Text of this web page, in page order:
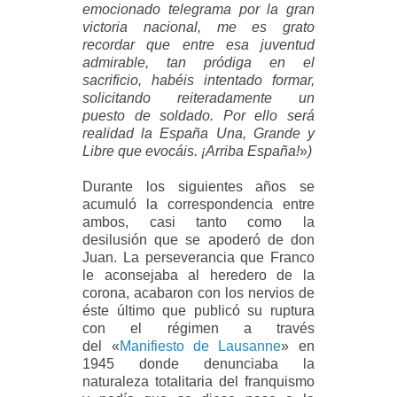
emocionado telegrama por la gran
victoria nacional, me es grato
recordar que entre esa juventud
admirable, tan pródiga en el
sacrificio, habéis intentado formar,
solicitando reiteradamente un
puesto de soldado. Por ello será
realidad la España Una, Grande y
Libre que evocáis. ¡Arriba España!»)
Durante los siguientes años se
acumuló la correspondencia entre
ambos, casi tanto como la
desilusión que se apoderó de don
Juan. La perseverancia que Franco
le aconsejaba al heredero de la
corona, acabaron con los nervios de
éste último que publicó su ruptura
con el régimen a través
del
«Manifiesto de Lausanne» en
1945 donde denunciaba la
naturaleza totalitaria del franquismo